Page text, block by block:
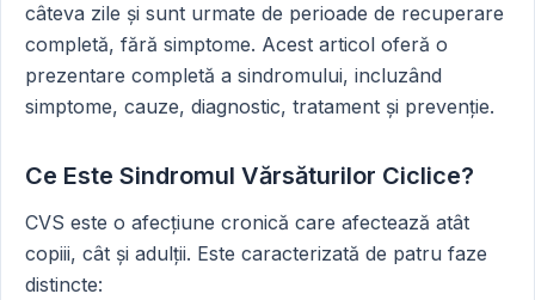
câteva zile și sunt urmate de perioade de recuperare
completă, fără simptome. Acest articol oferă o
prezentare completă a sindromului, incluzând
simptome, cauze, diagnostic, tratament și prevenție.
Ce Este Sindromul Vărsăturilor Ciclice?
CVS este o afecțiune cronică care afectează atât
copiii, cât și adulții. Este caracterizată de patru faze
distincte: